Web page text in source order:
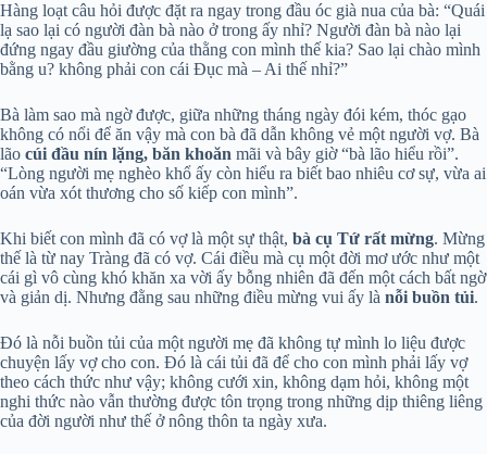
Hàng loạt câu hỏi được đặt ra ngay trong đầu óc già nua của bà: “Quái
lạ sao lại có người đàn bà nào ở trong ấy nhỉ? Người đàn bà nào lại
đứng ngay đầu giường của thằng con mình thế kia? Sao lại chào mình
bằng u? không phải con cái Đục mà – Ai thế nhỉ?”
Bà làm sao mà ngờ được, giữa những tháng ngày đói kém, thóc gạo
không có nổi để ăn vậy mà con bà đã dẫn không vẻ một người vợ. Bà
lão cúi đầu nín lặng, băn khoăn mãi và bây giờ “bà lão hiểu rồi”.
“Lòng người mẹ nghèo khổ ấy còn hiểu ra biết bao nhiêu cơ sự, vừa ai
oán vừa xót thương cho số kiếp con mình”.
Khi biết con mình đã có vợ là một sự thật, bà cụ Tứ rất mừng. Mừng
thế là từ nay Tràng đã có vợ. Cái điều mà cụ một đời mơ ước như một
cái gì vô cùng khó khăn xa vời ấy bỗng nhiên đã đến một cách bất ngờ
và giản dị. Nhưng đằng sau những điều mừng vui ấy là nỗi buồn tủi.
Đó là nỗi buồn tủi của một người mẹ đã không tự mình lo liệu được
chuyện lấy vợ cho con. Đó là cái tủi đã để cho con mình phải lấy vợ
theo cách thức như vậy; không cưới xin, không dạm hỏi, không một
nghi thức nào vẫn thường được tôn trọng trong những dịp thiêng liêng
của đời người như thế ở nông thôn ta ngày xưa.